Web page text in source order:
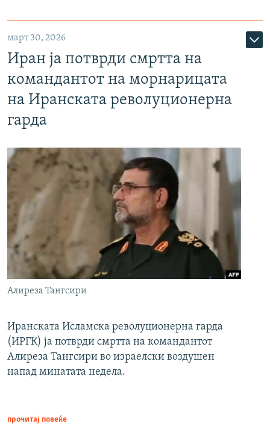
март 30, 2026
Иран ја потврди смртта на
командантот на морнарицата
на Иранската револуционерна
гарда
Алиреза Тангсири
Иранската Исламска револуционерна гарда
(ИРГК) ја потврди смртта на командантот
Алиреза Тангсири во израелски воздушен
напад минатата недела.
прочитај повеќе